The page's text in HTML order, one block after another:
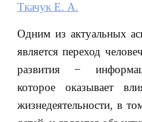
Ткачук Е. А.
Одним из актуальных
является переход
развития −
которое оказывает
жизнедеятельности, в